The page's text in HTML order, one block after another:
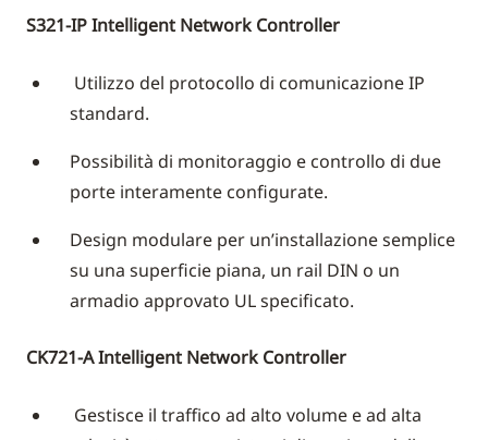
S321-IP Intelligent Network Controller
Utilizzo del protocollo di comunicazione IP
standard.
Possibilità di monitoraggio e controllo di due
porte interamente configurate.
Design modulare per un’installazione semplice
su una superficie piana, un rail DIN o un
armadio approvato UL specificato.
CK721-A Intelligent Network Controller
Gestisce il traffico ad alto volume e ad alta